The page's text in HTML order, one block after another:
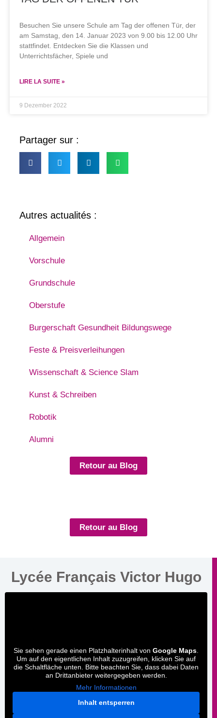
Besuchen Sie unsere Schule am Tag der offenen Tür, der
am Samstag, den 14. Januar 2023 von 9.00 bis 12.00 Uhr
stattfindet. Entdecken Sie die Klassen und
Unterrichtsfächer, Spiele und
LIRE LA SUITE »
9 Dezember 2022
Partager sur :
Autres actualités :
Allgemein
Vorschule
Grundschule
Oberstufe
Burgerschaft Gesundheit Bildungswege
Feste & Preisverleihungen
Wissenschaft & Science Slam
Kunst & Schreiben
Robotik
Alumni
Retour au Blog
Retour au Blog
Lycée Français Victor Hugo
Sie sehen gerade einen Platzhalterinhalt von Google Maps
Um auf den eigentlichen Inhalt zuzugreifen, klicken Sie auf
die Schaltfläche unten. Bitte beachten Sie, dass dabei Daten
an Drittanbieter weitergegeben werden.
Mehr Informationen
Inhalt entsperren